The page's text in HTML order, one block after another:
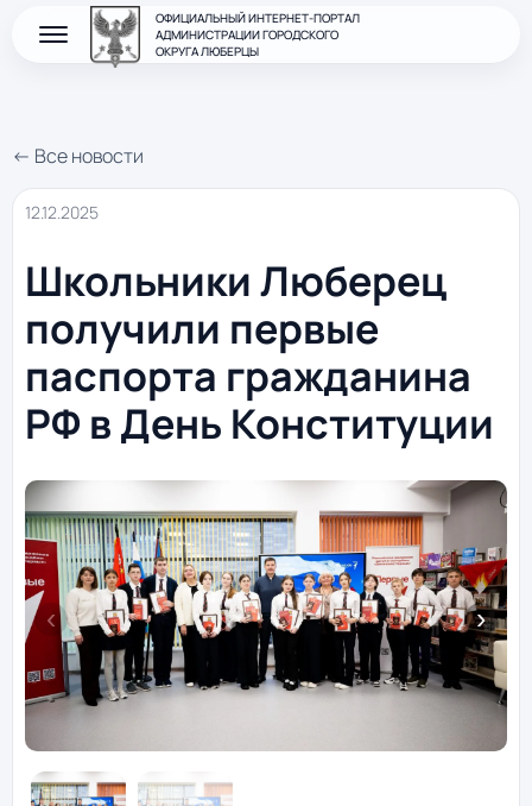
ОФИЦИАЛЬНЫЙ ИНТЕРНЕТ-ПОРТАЛ
АДМИНИСТРАЦИИ ГОРОДСКОГО
ОКРУГА ЛЮБЕРЦЫ
← Все новости
12.12.2025
Школьники Люберец
получили первые
паспорта гражданина
РФ в День Конституции